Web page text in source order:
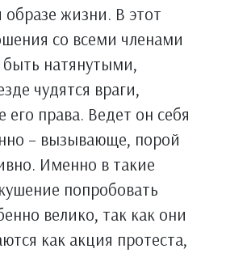
жизни. В этот
со всеми членами
натянутыми,
чудятся враги,
права. Ведет он себя
– вызывающе, порой
Именно в такие
попробовать
велико, так как они
как акция протеста,